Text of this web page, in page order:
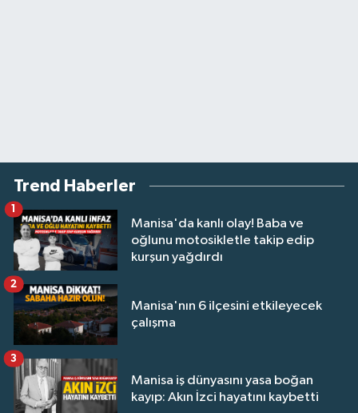
Trend Haberler
Manisa'da kanlı olay! Baba ve
oğlunu motosikletle takip edip
kurşun yağdırdı
1
Manisa'nın 6 ilçesini etkileyecek
çalışma
2
Manisa iş dünyasını yasa boğan
kayıp: Akın İzci hayatını kaybetti
3